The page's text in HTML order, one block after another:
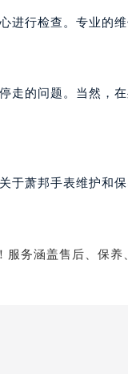
提前预约）
前预约）
（需提前预约）
售后服务中心（需提
前预约）
前预约）
前预约）
前预约）
提前预约）
提前预约）
进行检查。专业的
走的问题。当然，
于萧邦手表维护和